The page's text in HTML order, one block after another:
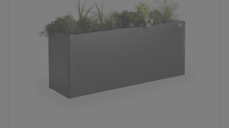
3 Farbvariationen